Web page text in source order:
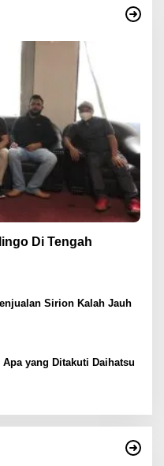
Di Tengah
Sirion Kalah Jauh
Apa yang Ditakuti Daihatsu